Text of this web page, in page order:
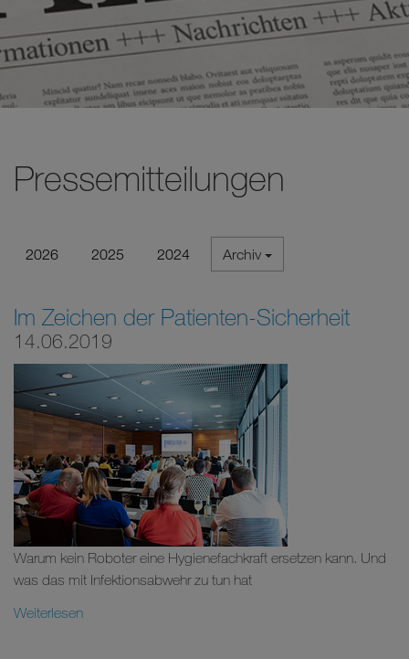
Pressemitteilungen
2026 2025 2024 Archiv
Im Zeichen der Patienten-Sicherheit
14.06.2019
Warum kein Roboter eine Hygienefachkraft ersetzen kann. Und
was das mit Infektionsabwehr zu tun hat
Weiterlesen